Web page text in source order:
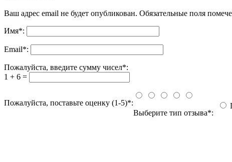
Ваш адрес email не будет опубликован. Обязательные поля
Имя*:
Email*:
Пожалуйста, введите сумму чисел*:
1 + 6 =
Пожалуйста, поставьте оценку (1-5)*:
Выберите тип отзыва*: